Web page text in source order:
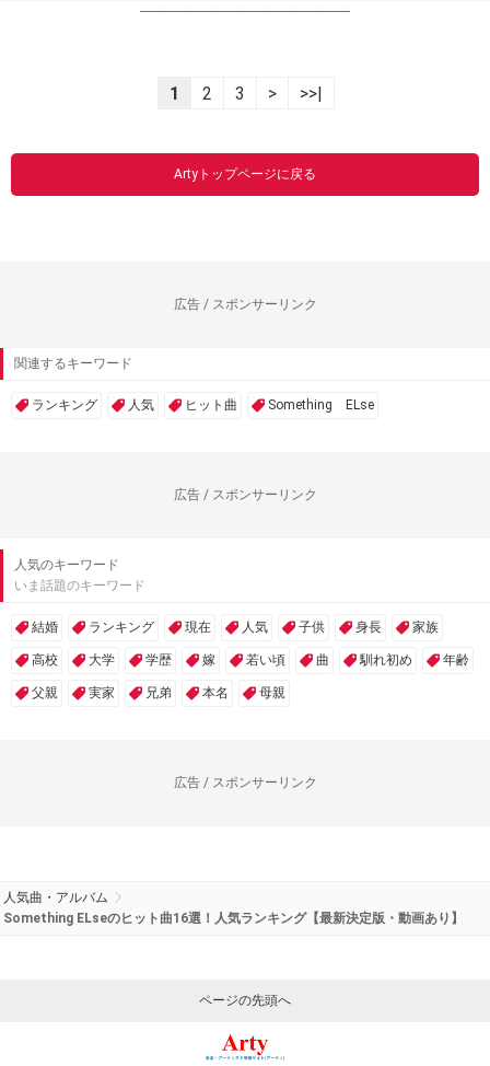
----------------------------------------------------------------
1 2 3 > >>|
Artyトップページに戻る
広告 / スポンサーリンク
関連するキーワード
ランキング 人気 ヒット曲 Something ELse
広告 / スポンサーリンク
人気のキーワード
いま話題のキーワード
結婚 ランキング 現在 人気 子供 身長 家族
高校 大学 学歴 嫁 若い頃 曲 馴れ初め 年齢
父親 実家 兄弟 本名 母親
広告 / スポンサーリンク
人気曲・アルバム
Something ELseのヒット曲16選！人気ランキング【最新決定版・動画あり】
ページの先頭へ